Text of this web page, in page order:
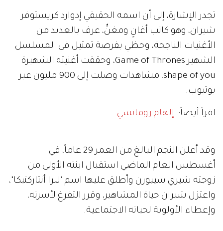
تجدر الإشارة، إلى أن اسمه الحقيقي إدوارد كريستوفر
شيران، وهو كاتب أغانٍ ومغنٍّ، عرف بالعديد من
الأغنيات الناجحة، وحظي بفرصة تمثيل في المسلسل
الشهير Game of Thrones، وحققت أغنيته الشهيرة
shape of you، مشاهدات وصلت إلى 900 مليون عبر
يوتيوب.
اقرأ أيضاً: إلهام رومانسي
وقد أعلن النجم البالغ من العمر 29 عاماً، في
أغسطس العام الماضي استقبال ابنته الأولى من
زوجته شيري سيبورن وأطلق عليها اسم "ليرا أنتاركتيكا"،
واعتزل شيران حياة المشاهير، وقرر التفرغ لأسرته،
وإعطاء الأولوية لحياته الاجتماعية.